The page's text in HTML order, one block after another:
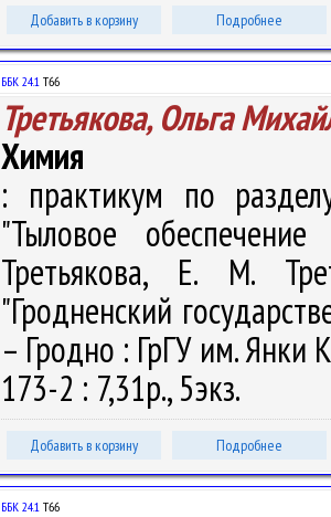
Добавить в корзину Подробнее
ББК 24.1 Т66
Третьякова, Ольга
Химия
: практикум по
"Тыловое
Третьякова, Е. М.
"Гродненский
– Гродно : ГрГУ им. Янки
173-2 : 7,31р., 5экз.
Добавить в корзину Подробнее
ББК 24.1 Т66